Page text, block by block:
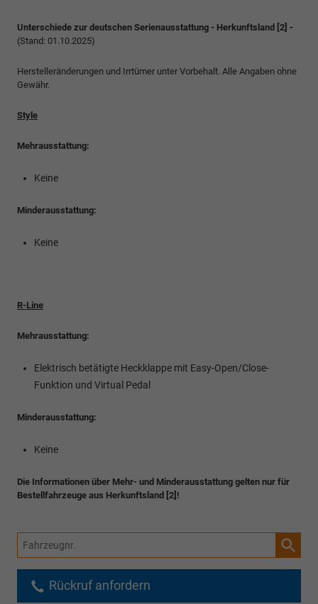
Unterschiede zur deutschen Serienausstattung - Herkunftsland [2] -
(Stand: 01.10.2025)
Herstelleränderungen und Irrtümer unter Vorbehalt. Alle Angaben ohne
Gewähr.
Style
Mehrausstattung:
Keine
Minderausstattung:
Keine
R-Line
Mehrausstattung:
Elektrisch betätigte Heckklappe mit Easy-Open/Close-
Funktion und Virtual Pedal
Minderausstattung:
Keine
Die Informationen über Mehr- und Minderausstattung gelten nur für
Bestellfahrzeuge aus Herkunftsland [2]!
Fahrzeugnr.
Rückruf anfordern